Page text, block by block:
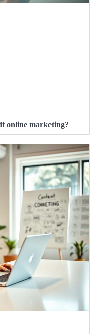
online marketing?